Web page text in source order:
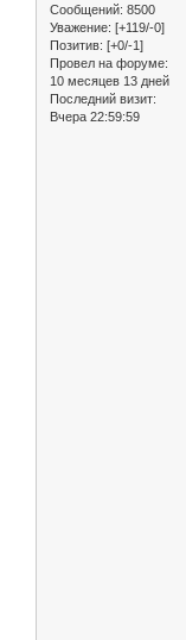
Сообщений: 8500
Уважение: [+119/-0]
Позитив: [+0/-1]
Провел на форуме:
10 месяцев 13 дней
Последний визит:
Вчера 22:59:59